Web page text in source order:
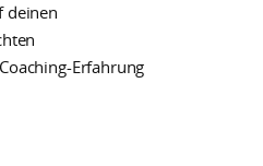
deinen
Erfahrung